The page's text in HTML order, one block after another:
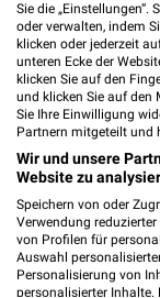
Angebote ab
Noch morgen gültig
XXXLutz
Sie die „Einstellungen“.
oder verwalten, indem
klicken oder jederzeit
unteren Ecke der
klicken Sie auf den
und klicken Sie auf den
Sie Ihre Einwilligung
Partnern mitgeteilt und
Wir und unsere
Website zu
Speichern von oder
Verwendung
von Profilen für
Auswahl
Personalisierung von
personalisierter Inhalte.